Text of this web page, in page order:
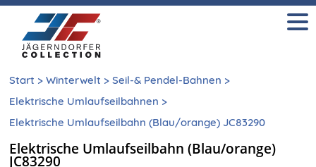
Start > Winterwelt > Seil-& Pendel-Bahnen >
Elektrische Umlaufseilbahnen >
Elektrische Umlaufseilbahn (Blau/orange) JC83290
Elektrische Umlaufseilbahn (Blau/orange)
JC83290